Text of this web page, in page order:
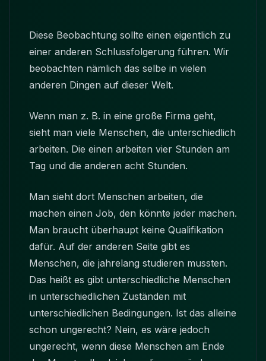
Diese Beobachtung sollte einen eigentlich zu
einer anderen Schlussfolgerung führen. Wir
beobachten nämlich das selbe in vielen
anderen Dingen auf dieser Welt.
Wenn man z. B. in eine große Firma geht,
sieht man viele Menschen, die unterschiedlich
arbeiten. Die einen arbeiten vier Stunden am
Tag und die anderen acht Stunden.
Man sieht dort Menschen arbeiten, die
machen einen Job, den könnte jeder machen.
Man braucht überhaupt keine Qualifikation
dafür. Auf der anderen Seite gibt es
Menschen, die jahrelang studieren mussten.
Das heißt es gibt unterschiedliche Menschen
in unterschiedlichen Zuständen mit
unterschiedlichen Bedingungen. Ist das alleine
schon ungerecht? Nein, es wäre jedoch
ungerecht, wenn diese Menschen am Ende